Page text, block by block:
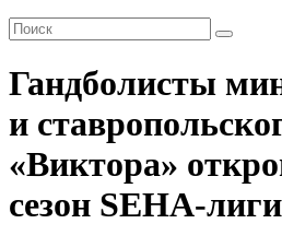
Гандболисты
и
«Виктора»
сезон SEHA-лиги